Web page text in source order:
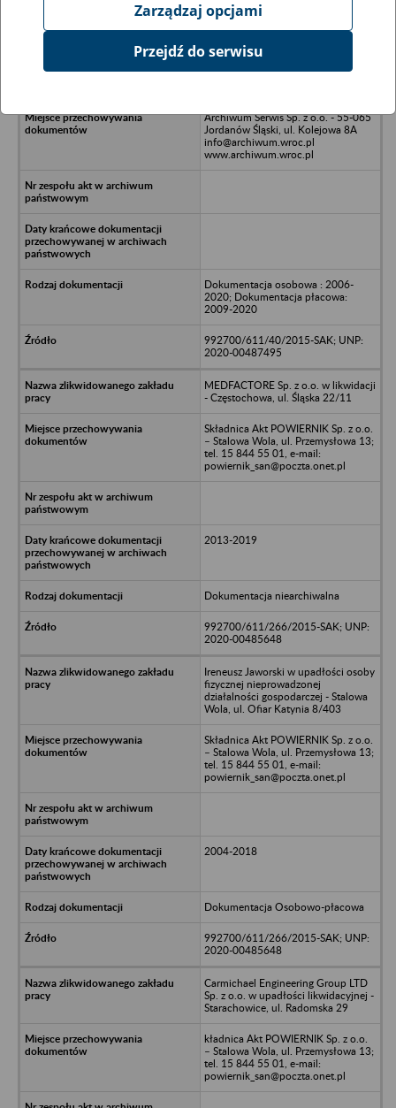
Ukryj wszystkie pozycje bazy
LG DIsplay Poland Spółka z o.o. -
Archiwum Serwis Sp. z o.o. - 55-065
Jordanów Śląski, ul. Kolejowa 8A
info@archiwum.wroc.pl
www.archiwum.wroc.pl
Dokumentacja osobowa : 2006-
2020; Dokumentacja płacowa:
2009-2020
992700/611/40/2015-SAK; UNP:
2020-00487495
MEDFACTORE Sp. z o.o. w likwidacji
- Częstochowa, ul. Śląska 22/11
Składnica Akt POWIERNIK Sp. z o.o.
– Stalowa Wola, ul. Przemysłowa 13;
tel. 15 844 55 01, e-mail:
powiernik_san@poczta.onet.pl
2013-2019
Dokumentacja niearchiwalna
992700/611/266/2015-SAK; UNP:
2020-00485648
Ireneusz Jaworski w upadłości osoby
fizycznej nieprowadzonej
działalności gospodarczej - Stalowa
Wola, ul. Ofiar Katynia 8/403
Składnica Akt POWIERNIK Sp. z o.o.
– Stalowa Wola, ul. Przemysłowa 13;
tel. 15 844 55 01, e-mail:
powiernik_san@poczta.onet.pl
2004-2018
Dokumentacja Osobowo-płacowa
992700/611/266/2015-SAK; UNP:
2020-00485648
Carmichael Engineering Group LTD
Sp. z o.o. w upadłości likwidacyjnej -
Starachowice, ul. Radomska 29
kładnica Akt POWIERNIK Sp. z o.o.
– Stalowa Wola, ul. Przemysłowa 13;
tel. 15 844 55 01, e-mail:
powiernik_san@poczta.onet.pl
Zarządzaj opcjami
Przejdź do serwisu